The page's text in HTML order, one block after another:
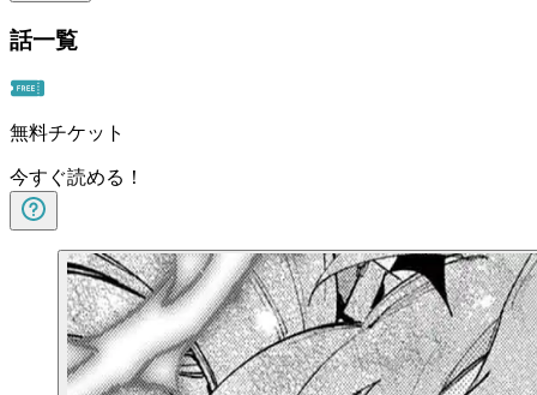
話一覧
無料チケット
今すぐ読める！